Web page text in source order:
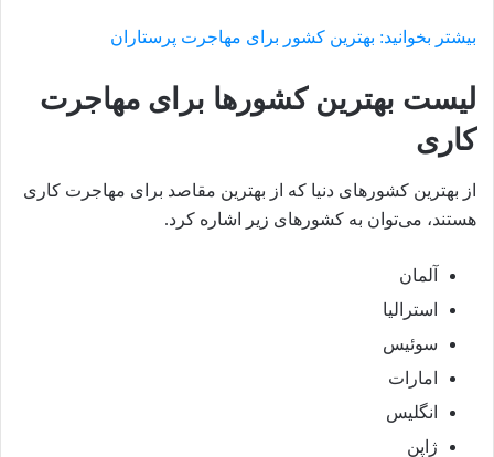
بیشتر بخوانید: بهترین کشور برای مهاجرت پرستاران
لیست بهترین کشورها برای مهاجرت
کاری
از بهترین کشورهای دنیا که از بهترین مقاصد برای مهاجرت کاری
هستند، می‌توان به کشورهای زیر اشاره کرد.
آلمان
استرالیا
سوئیس
امارات
انگلیس
ژاپن